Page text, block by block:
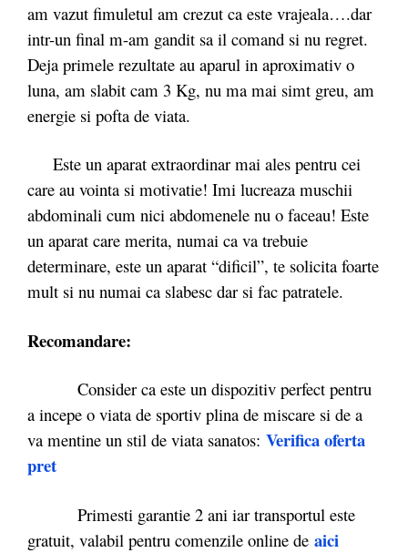
am vazut fimuletul am crezut ca este vrajeala….dar
intr-un final m-am gandit sa il comand si nu regret.
Deja primele rezultate au aparul in aproximativ o
luna, am slabit cam 3 Kg, nu ma mai simt greu, am
energie si pofta de viata.
Este un aparat extraordinar mai ales pentru cei
care au vointa si motivatie! Imi lucreaza muschii
abdominali cum nici abdomenele nu o faceau! Este
un aparat care merita, numai ca va trebuie
determinare, este un aparat “dificil”, te solicita foarte
mult si nu numai ca slabesc dar si fac patratele.
Recomandare:
Consider ca este un dispozitiv perfect pentru
a incepe o viata de sportiv plina de miscare si de a
va mentine un stil de viata sanatos: Verifica oferta
pret
Primesti garantie 2 ani iar transportul este
gratuit, valabil pentru comenzile online de aici